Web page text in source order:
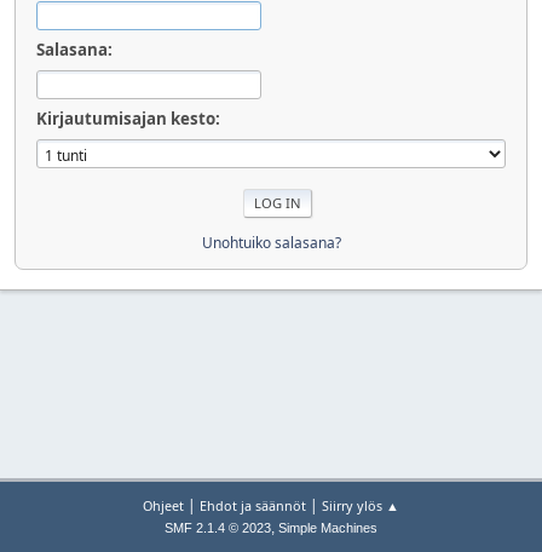
Salasana:
Kirjautumisajan kesto:
Unohtuiko salasana?
Ohjeet | Ehdot ja säännöt | Siirry ylös ▲
SMF 2.1.4 © 2023, Simple Machines